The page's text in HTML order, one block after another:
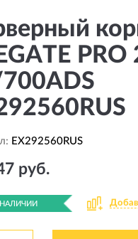
EX292560RUS
руб.
НАЛИЧИИ